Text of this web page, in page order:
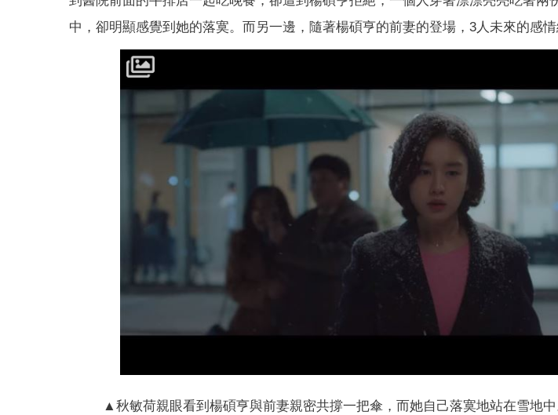
中，卻明顯感覺到她的落寞。而另一邊，隨著楊碩亨的前妻的登場，3人未來的感情
▲秋敏荷親眼看到楊碩亨與前妻親密共撐一把傘，而她自己落寞地站在雪地中